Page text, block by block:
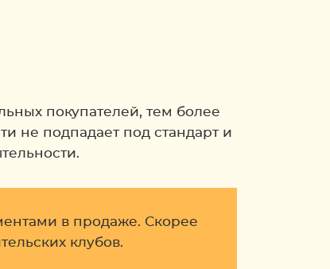
покупателей, тем более
не подпадает под стандарт и
в продаже. Скорее
клубов.